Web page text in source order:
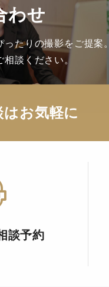
わせ
たりの撮影をご提案。
談ください。
お気軽に
談予約